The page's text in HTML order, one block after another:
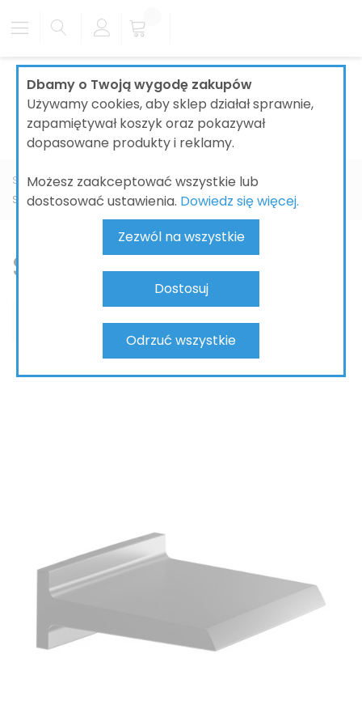
Dbamy o Twoją wygodę zakupów
Używamy cookies, aby sklep działał sprawnie,
zapamiętywał koszyk oraz pokazywał
dopasowane produkty i reklamy.
Możesz zaakceptować wszystkie lub
dostosować ustawienia. Dowiedz się więcej.
Zezwól na wszystkie
Dostosuj
Odrzuć wszystkie
Strona główna ŁAZIENKI BATERIE ŁAZIENKOWE
Showers
Showers